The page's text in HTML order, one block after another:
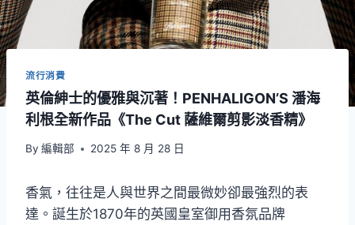
流行消費
英倫紳士的優雅與沉著！PENHALIGON’S 潘海
利根全新作品《The Cut 薩維爾剪影淡香精》
By 編輯部 2025 年 8 月 28 日
香氣，往往是人與世界之間最微妙卻最強烈的表
達。誕生於1870年的英國皇室御用香氛品牌